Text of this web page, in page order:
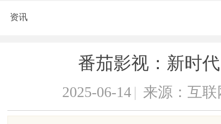
资讯
番茄影视：新时
2025-06-14 | 来源：互联